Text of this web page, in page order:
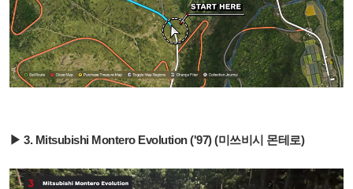
▶ 3. Mitsubishi Montero Evolution ('97) (미쓰비시 몬테로)